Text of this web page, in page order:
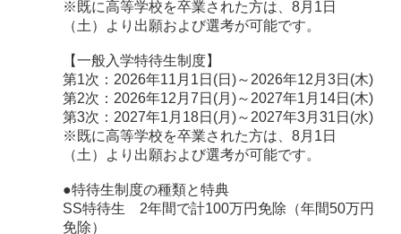
※既に高等学校を卒業された方は、8月1日
（土）より出願および選考が可能です。
【一般入学特待生制度】
第1次：2026年11月1日(日)～2026年12月3日(木)
第2次：2026年12月7日(月)～2027年1月14日(木)
第3次：2027年1月18日(月)～2027年3月31日(水)
※既に高等学校を卒業された方は、8月1日
（土）より出願および選考が可能です。
●特待生制度の種類と特典
SS特待生 2年間で計100万円免除（年間50万円
免除）